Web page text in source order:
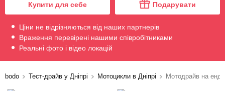
Купити для себе Подарувати
Ціни не відрізняються від наших партнерів
Враження перевірені нашими співробітниками
Реальні фото і відео локацій
bodo Тест-драйв у Дніпрі Мотоцикли в Дніпрі Мотодрайв на